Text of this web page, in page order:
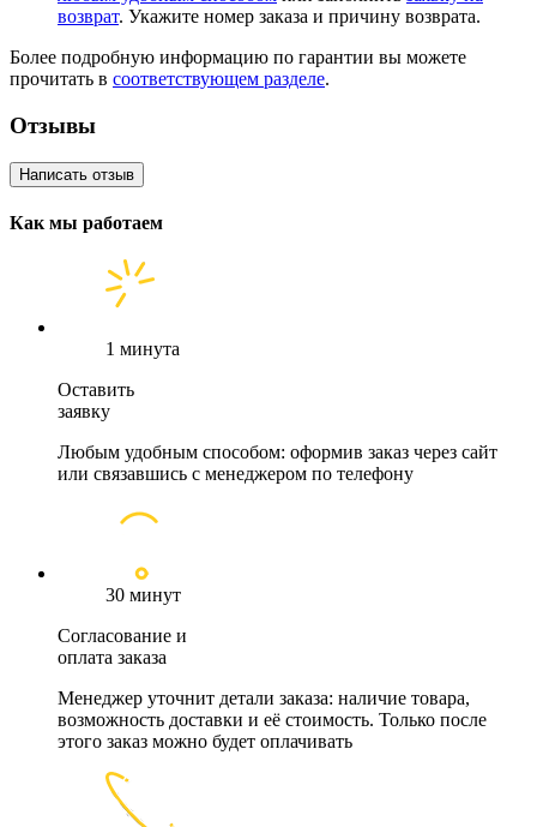
возврат. Укажите номер заказа и причину возврата.
Более подробную информацию по гарантии вы можете
прочитать в соответствующем разделе.
Отзывы
Написать отзыв
Как мы работаем
1 минута
Оставить
заявку
Любым удобным способом: оформив заказ через сайт
или связавшись с менеджером по телефону
30 минут
Согласование и
оплата заказа
Менеджер уточнит детали заказа: наличие товара,
возможность доставки и её стоимость. Только после
этого заказ можно будет оплачивать